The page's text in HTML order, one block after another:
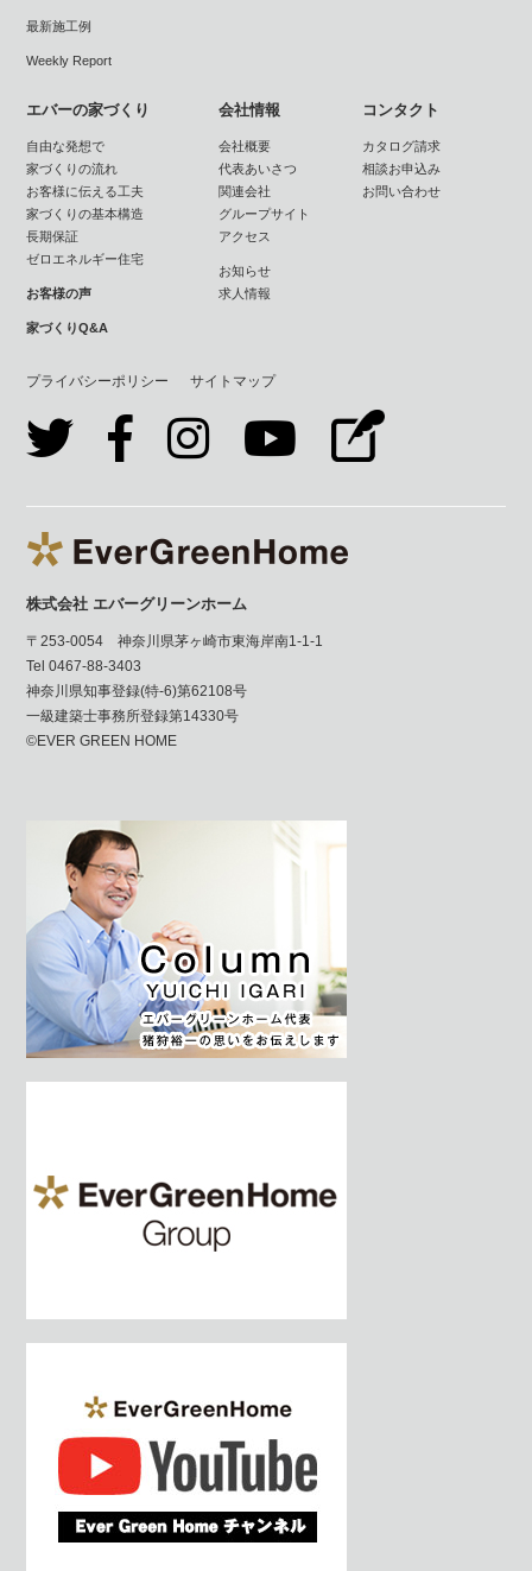
最新施工例
Weekly Report
エバーの家づくり
自由な発想で
家づくりの流れ
お客様に伝える工夫
家づくりの基本構造
長期保証
ゼロエネルギー住宅
お客様の声
家づくりQ&A
会社情報
会社概要
代表あいさつ
関連会社
グループサイト
アクセス
お知らせ
求人情報
コンタクト
カタログ請求
相談お申込み
お問い合わせ
プライバシーポリシー サイトマップ
株式会社 エバーグリーンホーム
〒253-0054 神奈川県茅ヶ崎市東海岸南1-1-1
Tel 0467-88-3403
神奈川県知事登録(特-6)第62108号
一級建築士事務所登録第14330号
©EVER GREEN HOME